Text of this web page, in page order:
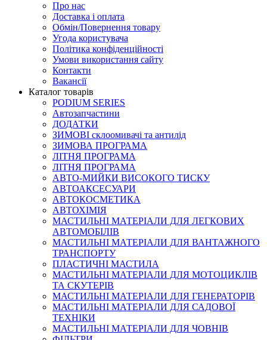
Про нас
Доставка і оплата
Обмін/Повернення товару
Угода користувача
Політика конфіденційності
Умови використання сайту
Контакти
Вакансії
Каталог товарів
PODIUM SERIES
Автозапчастини
ДОДАТКИ
ЗИМОВІ склоомивачі та антилід
ЗИМОВА ПРОГРАМА
ЛІТНЯ ПРОГРАМА
ЛІТНЯ ПРОГРАМА
АВТО-МИЙКИ ВИСОКОГО ТИСКУ
АВТОАКСЕСУАРИ
АВТОКОСМЕТИКА
АВТОХІМІЯ
МАСТИЛЬНІ МАТЕРІАЛИ ДЛЯ ЛЕГКОВИХ
АВТОМОБІЛІВ
МАСТИЛЬНІ МАТЕРІАЛИ ДЛЯ ВАНТАЖНОГО
ТРАНСПОРТУ
ПЛАСТИЧНІ МАСТИЛА
МАСТИЛЬНІ МАТЕРІАЛИ ДЛЯ МОТОЦИКЛІВ
ТА СКУТЕРІВ
МАСТИЛЬНІ МАТЕРІАЛИ ДЛЯ ГЕНЕРАТОРІВ
МАСТИЛЬНІ МАТЕРІАЛИ ДЛЯ САДОВОЇ
ТЕХНІКИ
МАСТИЛЬНІ МАТЕРІАЛИ ДЛЯ ЧОВНІВ